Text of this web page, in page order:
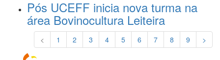
Pós UCEFF inicia nova turma na
área Bovinocultura Leiteira
< 1 2 3 4 5 6 7 8 9 >